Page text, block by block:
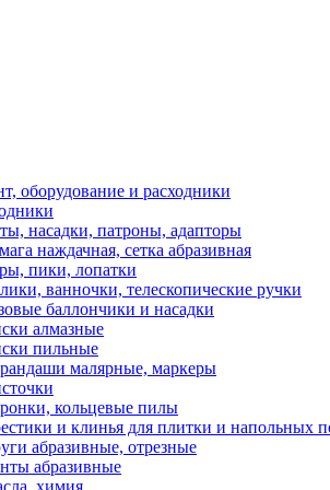
оборудование и расходники
насадки, патроны, адапторы
наждачная, сетка абразивная
пики, лопатки
ванночки, телескопические ручки
баллончики и насадки
алмазные
пильные
малярные, маркеры
кольцевые пилы
и клинья для плитки и напольных
абразивные, отрезные
абразивные
химия